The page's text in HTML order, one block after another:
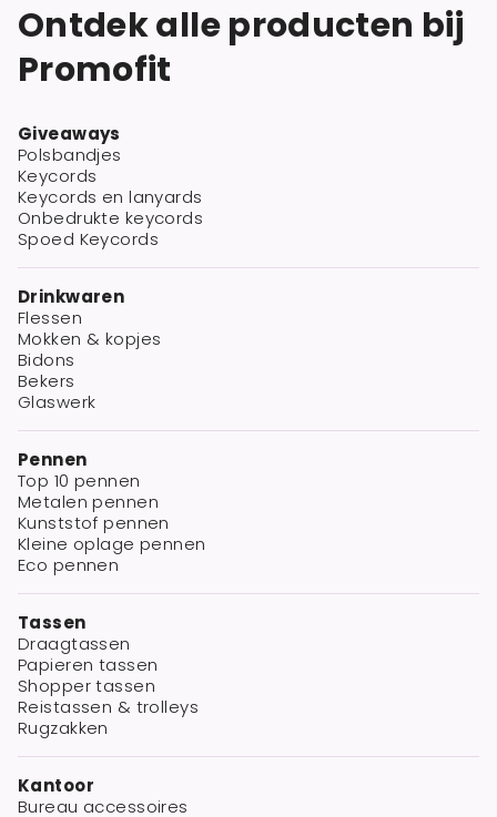
Ontdek alle producten bij
Promofit
Giveaways
Polsbandjes
Keycords
Keycords en lanyards
Onbedrukte keycords
Spoed Keycords
Drinkwaren
Flessen
Mokken & kopjes
Bidons
Bekers
Glaswerk
Pennen
Top 10 pennen
Metalen pennen
Kunststof pennen
Kleine oplage pennen
Eco pennen
Tassen
Draagtassen
Papieren tassen
Shopper tassen
Reistassen & trolleys
Rugzakken
Kantoor
Bureau accessoires